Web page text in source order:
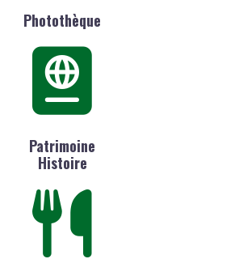
Photothèque
Patrimoine
Histoire